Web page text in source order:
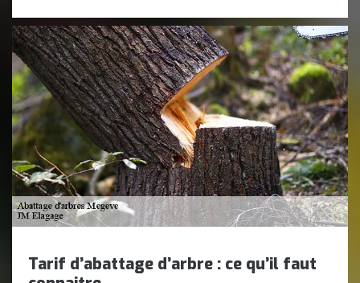
Tarif d’abattage d’arbre : ce qu’il faut